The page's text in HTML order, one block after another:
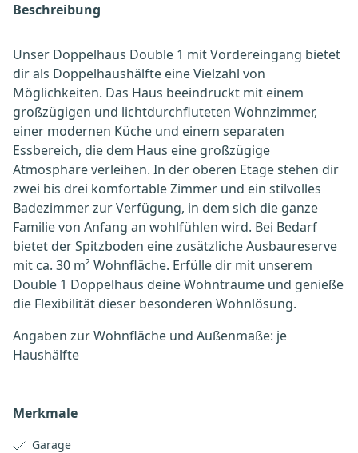
Beschreibung
Unser Doppelhaus Double 1 mit Vordereingang bietet
dir als Doppelhaushälfte eine Vielzahl von
Möglichkeiten. Das Haus beeindruckt mit einem
großzügigen und lichtdurchfluteten Wohnzimmer,
einer modernen Küche und einem separaten
Essbereich, die dem Haus eine großzügige
Atmosphäre verleihen. In der oberen Etage stehen dir
zwei bis drei komfortable Zimmer und ein stilvolles
Badezimmer zur Verfügung, in dem sich die ganze
Familie von Anfang an wohlfühlen wird. Bei Bedarf
bietet der Spitzboden eine zusätzliche Ausbaureserve
mit ca. 30 m² Wohnfläche. Erfülle dir mit unserem
Double 1 Doppelhaus deine Wohnträume und genieße
die Flexibilität dieser besonderen Wohnlösung.
Angaben zur Wohnfläche und Außenmaße: je
Haushälfte
Merkmale
Garage